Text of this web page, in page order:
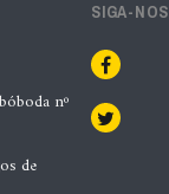
nº
de
SIGA-NOS